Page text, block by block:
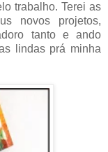
trabalho. Terei as
novos projetos,
tanto e ando
lindas prá minha